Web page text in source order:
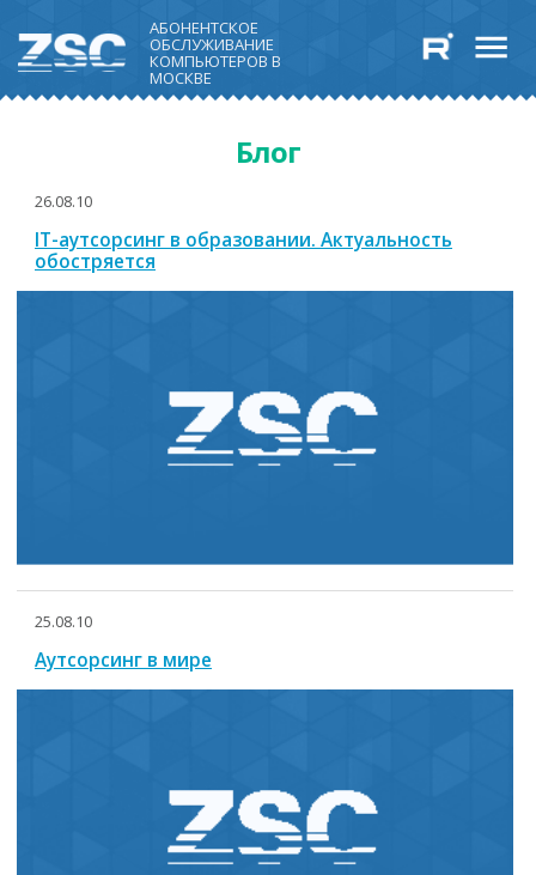
АБОНЕНТСКОЕ
ОБСЛУЖИВАНИЕ
КОМПЬЮТЕРОВ В
МОСКВЕ
Блог
26.08.10
IT-аутсорсинг в образовании. Актуальность
обостряется
25.08.10
Аутсорсинг в мире